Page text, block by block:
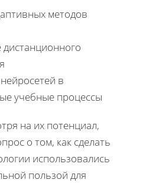
методов
в
учебные процессы
на их потенциал,
о том, как сделать
использовались
пользой для